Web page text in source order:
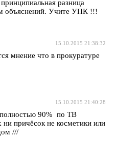
разница
объяснений. Учите УПК !!!
15.10.2015 21:38:32
мнение что в прокуратуре
15.10.2015 21:40:28
полностью 90% по ТВ
причёсок не косметики или
///